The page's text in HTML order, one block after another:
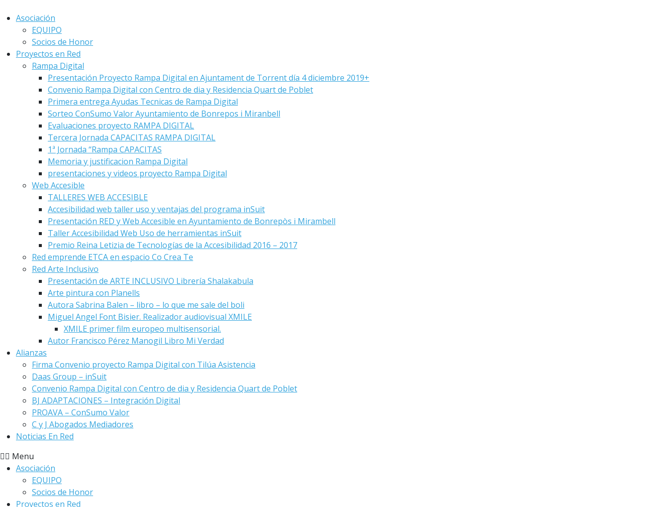
Asociación
EQUIPO
Socios de Honor
Proyectos en Red
Rampa Digital
Presentación Proyecto Rampa Digital en Ajuntament de Torrent día 4 diciembre 2019+
Convenio Rampa Digital con Centro de dia y Residencia Quart de Poblet
Primera entrega Ayudas Tecnicas de Rampa Digital
Sorteo ConSumo Valor Ayuntamiento de Bonrepos i Miranbell
Evaluaciones proyecto RAMPA DIGITAL
Tercera Jornada CAPACITAS RAMPA DIGITAL
1ª Jornada “Rampa CAPACITAS
Memoria y justificacion Rampa Digital
presentaciones y videos proyecto Rampa Digital
Web Accesible
TALLERES WEB ACCESIBLE
Accesibilidad web taller uso y ventajas del programa inSuit
Presentación RED y Web Accesible en Ayuntamiento de Bonrepòs i Mirambell
Taller Accesibilidad Web Uso de herramientas inSuit
Premio Reina Letizia de Tecnologías de la Accesibilidad 2016 – 2017
Red emprende ETCA en espacio Co Crea Te
Red Arte Inclusivo
Presentación de ARTE INCLUSIVO Librería Shalakabula
Arte pintura con Planells
Autora Sabrina Balen – libro – lo que me sale del boli
Miguel Angel Font Bisier. Realizador audiovisual XMILE
XMILE primer film europeo multisensorial.
Autor Francisco Pérez Manogil Libro Mi Verdad
Alianzas
Firma Convenio proyecto Rampa Digital con Tilúa Asistencia
Daas Group – inSuit
Convenio Rampa Digital con Centro de dia y Residencia Quart de Poblet
BJ ADAPTACIONES – Integración Digital
PROAVA – ConSumo Valor
C y J Abogados Mediadores
Noticias En Red
Menu
Asociación
EQUIPO
Socios de Honor
Proyectos en Red